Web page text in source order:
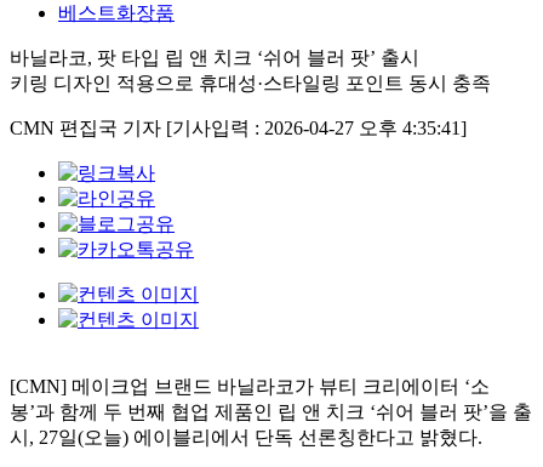
베스트화장품
바닐라코, 팟 타입 립 앤 치크 ‘쉬어 블러 팟’ 출시
키링 디자인 적용으로 휴대성·스타일링 포인트 동시 충족
CMN 편집국 기자 [기사입력 : 2026-04-27 오후 4:35:41]
[CMN] 메이크업 브랜드 바닐라코가 뷰티 크리에이터 ‘소
봉’과 함께 두 번째 협업 제품인 립 앤 치크 ‘쉬어 블러 팟’을 출
시, 27일(오늘) 에이블리에서 단독 선론칭한다고 밝혔다.